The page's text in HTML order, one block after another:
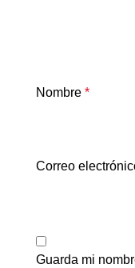
Nombre *
Correo
Guarda mi